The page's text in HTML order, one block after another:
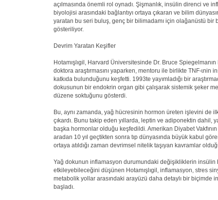
açılmasında önemli rol oynadı. Şişmanlık, insülin direnci ve
biyolojisi arasındaki bağlantıyı ortaya çıkaran ve bilim
yaratan bu seri buluş, genç bir bilimadamı için olağanüstü bir
gösteriliyor.
Devrim Yaratan Keşifler
Hotamışlıgil, Harvard Üniversitesinde Dr. Bruce
doktora araştırmasını yaparken, mentoru ile birlikte TNF-ɩnin
katkıda bulunduğunu keşfetti. 1993te yayımladığı bir
dokusunun bir endokrin organ gibi çalışarak sistemik şeker
düzene soktuğunu gösterdi.
Bu, aynı zamanda, yağ hücresinin hormon üreten işlevini de
çıkardı. Bunu takip eden yıllarda, leptin ve adiponektin dahil,
başka hormonlar olduğu keşfedildi. Amerikan Diyabet Vakfının
aradan 10 yıl geçtikten sonra tıp dünyasında büyük kabul
ortaya atıldığı zaman devrimsel nitelik taşıyan kavramlar
Yağ dokunun inflamasyon durumundaki değişikliklerin insülin
etkileyebileceğini düşünen Hotamışlıgil, inflamasyon, stres
metabolik yollar arasındaki arayüzü daha detaylı bir biçimde
başladı.